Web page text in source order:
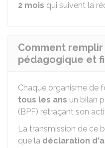
2 mois qui suivent la
Comment
pédagogique et
Chaque organisme de
tous les ans un bilan
(BPF) retraçant son
La transmission de ce
que la déclaration